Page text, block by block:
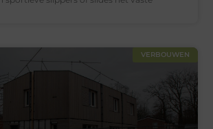
VERBOUWEN